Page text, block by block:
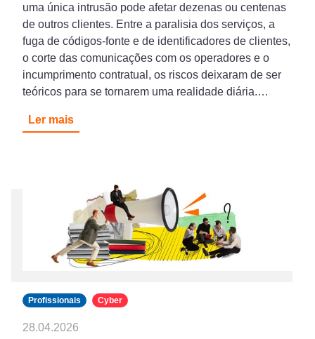
uma única intrusão pode afetar dezenas ou centenas
de outros clientes. Entre a paralisia dos serviços, a
fuga de códigos-fonte e de identificadores de clientes,
o corte das comunicações com os operadores e o
incumprimento contratual, os riscos deixaram de ser
teóricos para se tornarem uma realidade diária.…
Ler mais
Profissionais Cyber
28.04.2026